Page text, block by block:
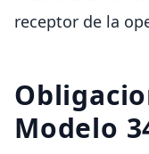
receptor de la
Modelo